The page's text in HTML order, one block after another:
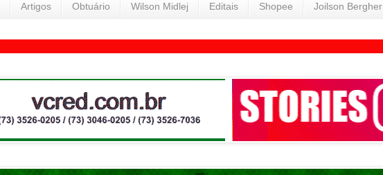
Artigos Obtuário Wilson Midlej Editais Shopee Joilson Bergher